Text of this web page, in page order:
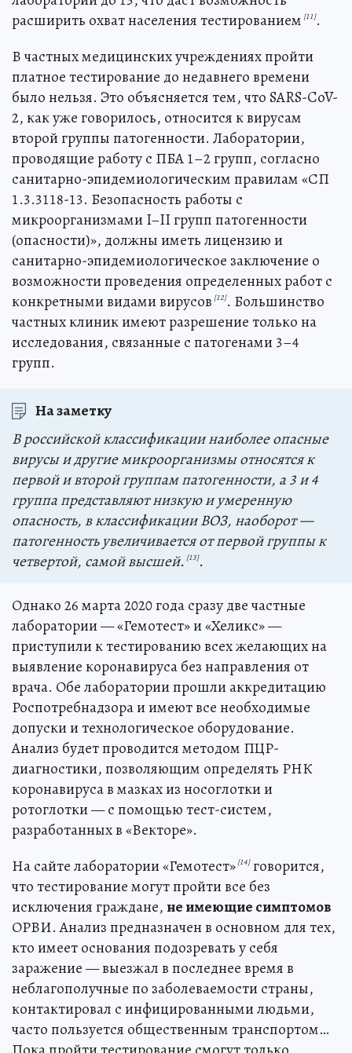
расширить охват населения тестированием [11].
В частных медицинских учреждениях пройти
платное тестирование до недавнего времени
было нельзя. Это объясняется тем, что SARS-CoV-
2, как уже говорилось, относится к вирусам
второй группы патогенности. Лаборатории,
проводящие работу с ПБА 1–2 групп, согласно
санитарно-эпидемиологическим правилам «СП
1.3.3118-13. Безопасность работы с
микроорганизмами I–II групп патогенности
(опасности)», должны иметь лицензию и
санитарно-эпидемиологическое заключение о
возможности проведения определенных работ с
конкретными видами вирусов [12]. Большинство
частных клиник имеют разрешение только на
исследования, связанные с патогенами 3–4
групп.
На заметку
В российской классификации наиболее опасные
вирусы и другие микроорганизмы относятся к
первой и второй группам патогенности, а 3 и 4
группа представляют низкую и умеренную
опасность, в классификации ВОЗ, наоборот —
патогенность увеличивается от первой группы к
четвертой, самой высшей. [13].
Однако 26 марта 2020 года сразу две частные
лаборатории — «Гемотест» и «Хеликс» —
приступили к тестированию всех желающих на
выявление коронавируса без направления от
врача. Обе лаборатории прошли аккредитацию
Роспотребнадзора и имеют все необходимые
допуски и технологическое оборудование.
Анализ будет проводится методом ПЦР-
диагностики, позволяющим определять РНК
коронавируса в мазках из носоглотки и
ротоглотки — с помощью тест-систем,
разработанных в «Векторе».
На сайте лаборатории «Гемотест» [14]говорится,
что тестирование могут пройти все без
исключения граждане, не имеющие симптомов
ОРВИ. Анализ предназначен в основном для тех,
кто имеет основания подозревать у себя
заражение — выезжал в последнее время в
неблагополучные по заболеваемости страны,
контактировал с инфицированными людьми,
часто пользуется общественным транспортом…